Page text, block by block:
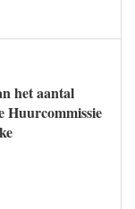
het aantal
Huurcommissie